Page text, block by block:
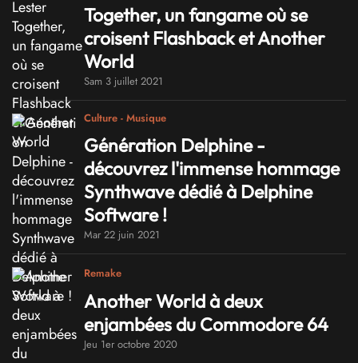
Together, un fangame où se
croisent Flashback et Another
World
Sam 3 juillet 2021
Culture - Musique
Génération Delphine -
découvrez l'immense hommage
Synthwave dédié à Delphine
Software !
Mar 22 juin 2021
Remake
Another World à deux
enjambées du Commodore 64
Jeu 1er octobre 2020